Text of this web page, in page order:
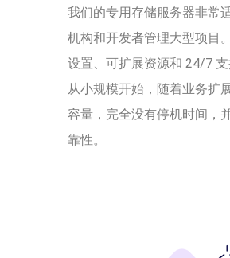
我们的专用存储服务器非常
机构和开发者管理大型项目
设置、可扩展资源和 24/7
从小规模开始，随着业务扩
容量，完全没有停机时间，
靠性。